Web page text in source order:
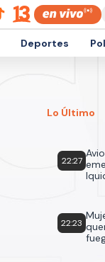
Deportes
Lo Último
22:27
22:23